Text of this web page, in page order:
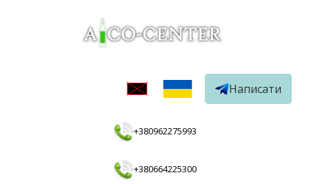
Написати
+380962275993
+380664225300